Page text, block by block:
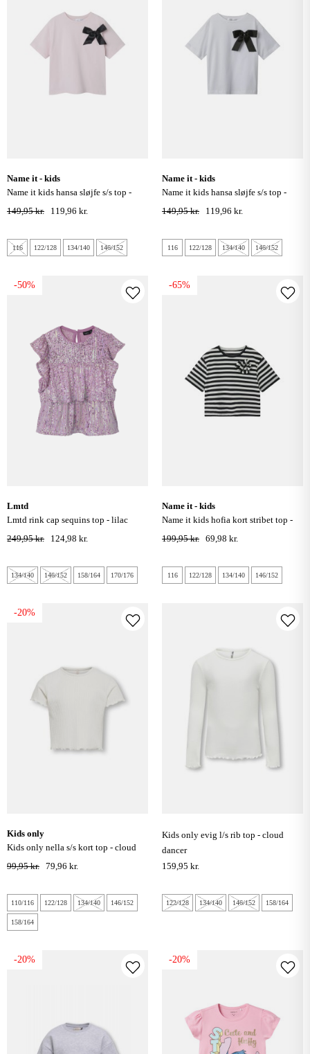
name it - kids
name it kids hansa sløjfe s/s top -
lilac snow
149,95 kr. 119,96 kr.
116 122/128 134/140 146/152
name it - kids
name it kids hansa sløjfe s/s top -
bright white
149,95 kr. 119,96 kr.
116 122/128 134/140 146/152
-50%
lmtd
lmtd rink cap sequins top - lilac
snow
249,95 kr. 124,98 kr.
134/140 146/152 158/164 170/176
-65%
name it - kids
name it kids hofia kort stribet top -
black oyster
199,95 kr. 69,98 kr.
116 122/128 134/140 146/152
-20%
kids only
kids only nella s/s kort top - cloud
dancer
99,95 kr. 79,96 kr.
110/116 122/128 134/140 146/152
158/164
kids only evig l/s rib top - cloud
dancer
159,95 kr.
122/128 134/140 146/152 158/164
-20% -20%